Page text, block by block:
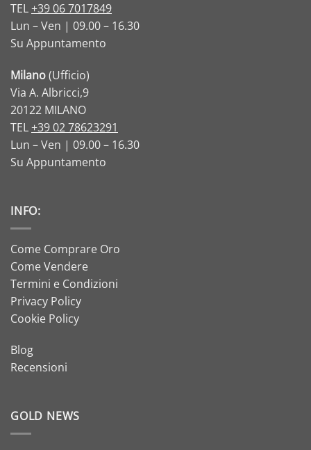
TEL+39 06 7017849
Lun – Ven | 09.00 – 16.30
Su Appuntamento
Milano(Ufficio)
Via A. Albricci,9
20122 MILANO
TEL+39 02 78623291
Lun – Ven | 09.00 – 16.30
Su Appuntamento
INFO:
Come Comprare Oro
Come Vendere
Termini e Condizioni
Privacy Policy
Cookie Policy
Blog
Recensioni
GOLD NEWS